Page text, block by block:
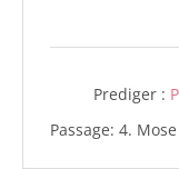
Prediger :
Passage: 4.